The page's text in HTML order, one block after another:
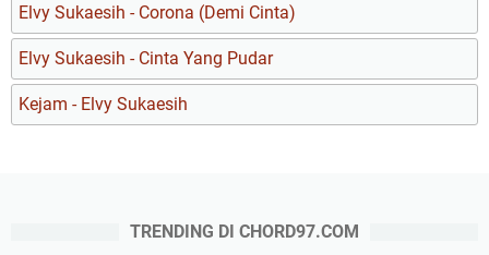
Elvy Sukaesih - Corona (Demi Cinta)
Elvy Sukaesih - Cinta Yang Pudar
Kejam - Elvy Sukaesih
TRENDING DI CHORD97.COM